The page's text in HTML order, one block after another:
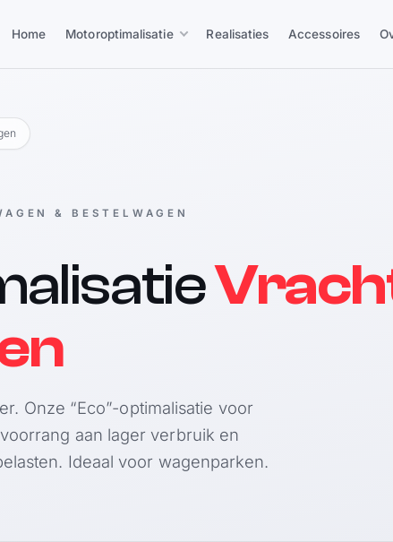
Home Motoroptimalisatie Realisaties Accessoires
& BESTELWAGEN
Onze “Eco”-optimalisatie voor
aan lager verbruik en
Ideaal voor wagenparken.